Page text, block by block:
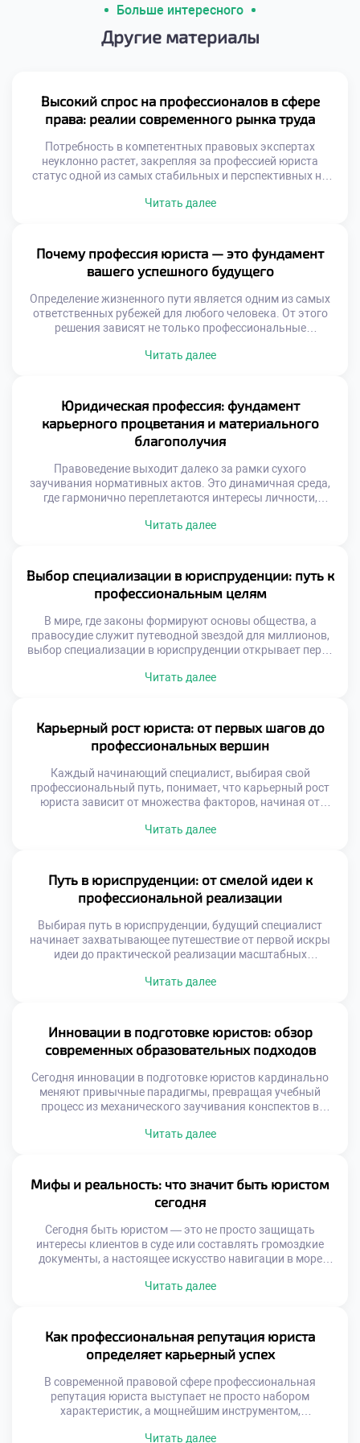
Больше интересного
Другие материалы
Высокий спрос на профессионалов в сфере
права: реалии современного рынка труда
Потребность в компетентных правовых экспертах
неуклонно растет, закрепляя за профессией юриста
статус одной из самых стабильных и перспективных на
факторы, обуславливающие такой спрос, обозначим
правоведов в ключевых секторах экономики. Почему
юристы незаменимы в эпоху цифровой трансформации?
[…]
Читать далее
Почему профессия юриста — это фундамент
вашего успешного будущего
Определение жизненного пути является одним из самых
ответственных рубежей для любого человека. От этого
решения зависят не только профессиональные
социуме и уровень материального достатка.
общественные процессы и открывая широкие горизонты.
В этом материале мы разберем, почему […]
Читать далее
Юридическая профессия: фундамент
карьерного процветания и материального
благополучия
Правоведение выходит далеко за рамки сухого
заучивания нормативных актов. Это динамичная среда,
где гармонично переплетаются интересы личности,
широкие горизонты: от построения блестящей карьеры до
воспитывает будущих руководителей, почему данная
специальность гарантирует карьерный лифт и какие […]
Читать далее
Выбор специализации в юриспруденции: путь к
профессиональным целям
В мире, где законы формируют основы общества, а
правосудие служит путеводной звездой для миллионов,
выбор специализации в юриспруденции открывает перед
карьерных возможностей. Это не просто вопрос о том,
амбиций. Чтобы успешно ориентироваться в этом […]
Читать далее
Карьерный рост юриста: от первых шагов до
профессиональных вершин
Каждый начинающий специалист, выбирая свой
профессиональный путь, понимает, что карьерный рост
юриста зависит от множества факторов, начиная от
умением гибко адаптироваться к меняющимся реалиям.
перспектив в этой сфере поистине безграничен. Правовое
дело требует не только острого ума […]
Читать далее
Путь в юриспруденции: от смелой идеи к
профессиональной реализации
Выбирая путь в юриспруденции, будущий специалист
начинает захватывающее путешествие от первой искры
идеи до практической реализации масштабных
творческая креативность и строгая логика сплетаются в
свободы граждан. Чтобы успешно преодолеть этот
сложный маршрут и превратить […]
Читать далее
Инновации в подготовке юристов: обзор
современных образовательных подходов
Сегодня инновации в подготовке юристов кардинально
меняют привычные парадигмы, превращая учебный
процесс из механического заучивания конспектов в
традиций и передовых цифровых решений. Современные
судебных заседаний до алгоритмов на базе нейросетей
для разбора сложных правовых коллизий. Чтобы
успешно освоить […]
Читать далее
Мифы и реальность: что значит быть юристом
сегодня
Сегодня быть юристом — это не просто защищать
интересы клиентов в суде или составлять громоздкие
документы, а настоящее искусство навигации в море
соседствуют с суровой реальностью ежедневной
практикой, фундаментальным шагом становится хорошее
образование в техникуме […]
Читать далее
Как профессиональная репутация юриста
определяет карьерный успех
В современной правовой сфере профессиональная
репутация юриста выступает не просто набором
характеристик, а мощнейшим инструментом,
возможностям. Подобно искусной шахматной партии, где
Читать далее